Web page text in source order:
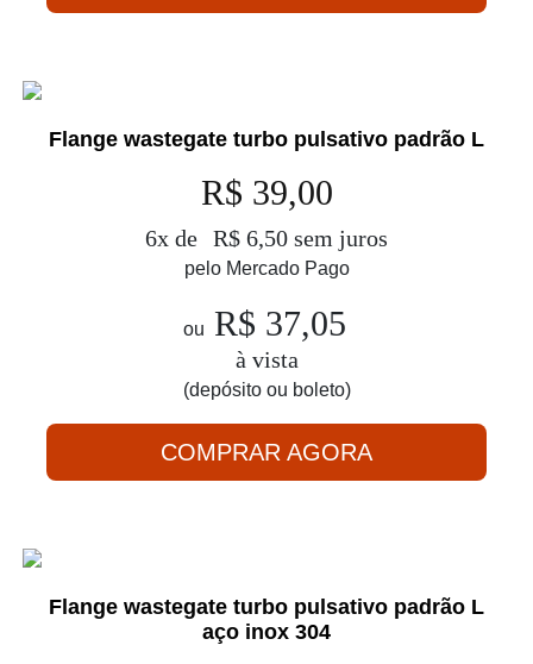
Flange wastegate turbo pulsativo padrão L
R$ 39,00
6x de R$ 6,50 sem juros
pelo Mercado Pago
ou R$ 37,05
à vista
(depósito ou boleto)
COMPRAR AGORA
Flange wastegate turbo pulsativo padrão L
aço inox 304